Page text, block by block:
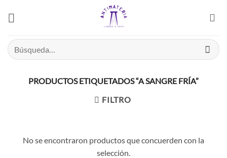
Buscar
por:
PRODUCTOS ETIQUETADOS “A SANGRE FRÍA”
FILTRO
No se encontraron productos que concuerden con la
selección.